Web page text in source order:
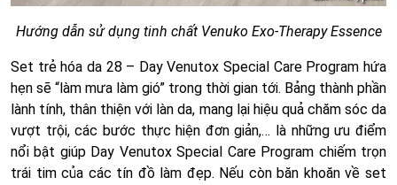
Hướng dẫn sử dụng tinh chất Venuko Exo-Therapy Essence
Set trẻ hóa da 28 – Day Venutox Special Care Program hứa
hẹn sẽ “làm mưa làm gió” trong thời gian tới. Bảng thành phần
lành tính, thân thiện với làn da, mang lại hiệu quả chăm sóc da
vượt trội, các bước thực hiện đơn giản,… là những ưu điểm
nổi bật giúp Day Venutox Special Care Program chiếm trọn
trái tim của các tín đồ làm đẹp. Nếu còn băn khoăn về set